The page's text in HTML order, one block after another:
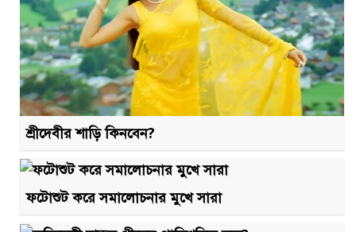
শ্রীদেবীর শাড়ি কিনবেন?
ফটোশুট করে সমালোচনার মুখে সারা